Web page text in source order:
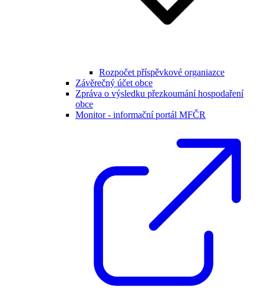
Rozpočet příspěvkové organiazce
Závěrečný účet obce
Zpráva o výsledku přezkoumání hospodaření
obce
Monitor - informační portál MFČR